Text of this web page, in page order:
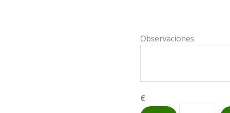
Observaciones
€
Calabaza